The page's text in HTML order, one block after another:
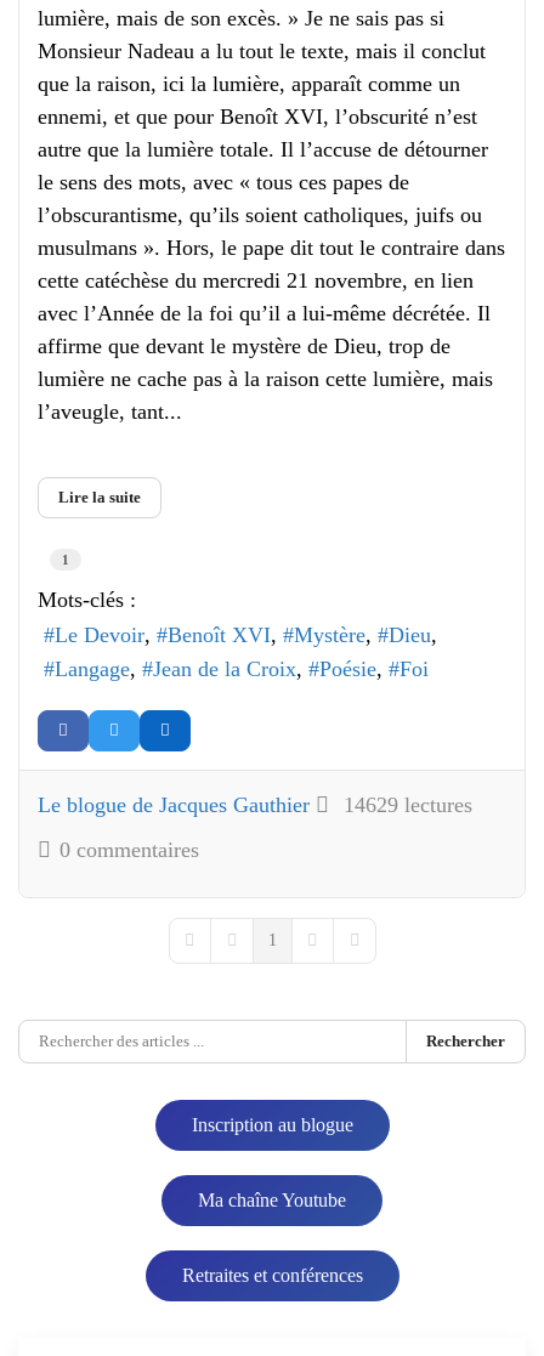
lumière, mais de son excès. » Je ne sais pas si
Monsieur Nadeau a lu tout le texte, mais il conclut
que la raison, ici la lumière, apparaît comme un
ennemi, et que pour Benoît XVI, l’obscurité n’est
autre que la lumière totale. Il l’accuse de détourner
le sens des mots, avec « tous ces papes de
l’obscurantisme, qu’ils soient catholiques, juifs ou
musulmans ». Hors, le pape dit tout le contraire dans
cette catéchèse du mercredi 21 novembre, en lien
avec l’Année de la foi qu’il a lui-même décrétée. Il
affirme que devant le mystère de Dieu, trop de
lumière ne cache pas à la raison cette lumière, mais
l’aveugle, tant...
Lire la suite
1
Mots-clés :
Le Devoir
Benoît XVI Mystère
Dieu
Langage
Jean de la Croix Poésie Foi
Le blogue de Jacques Gauthier
14629 lectures
0 commentaires
First PagePrevious Page
1
Next PageLast Page
Rechercher
Inscription au blogue
Ma chaîne Youtube
Retraites et conférences